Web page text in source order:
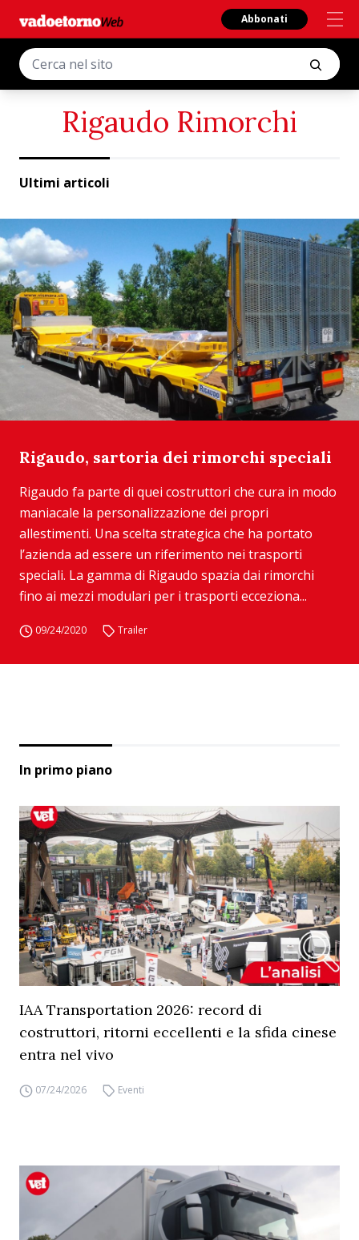
Abbonati
Rigaudo Rimorchi
Ultimi articoli
Rigaudo, sartoria dei rimorchi speciali
Rigaudo fa parte di quei costruttori che cura in modo
maniacale la personalizzazione dei propri
allestimenti. Una scelta strategica che ha portato
l’azienda ad essere un riferimento nei trasporti
speciali. La gamma di Rigaudo spazia dai rimorchi
fino ai mezzi modulari per i trasporti ecceziona...
09/24/2020 Trailer
In primo piano
IAA Transportation 2026: record di
costruttori, ritorni eccellenti e la sfida cinese
entra nel vivo
07/24/2026 Eventi